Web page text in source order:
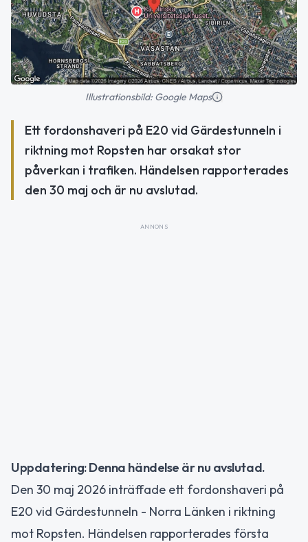
Illustrationsbild: Google Maps
Ett fordonshaveri på E20 vid Gärdestunneln i
riktning mot Ropsten har orsakat stor
påverkan i trafiken. Händelsen rapporterades
den 30 maj och är nu avslutad.
ANNONS
Uppdatering: Denna händelse är nu avslutad.
Den 30 maj 2026 inträffade ett fordonshaveri på
E20 vid Gärdestunneln - Norra Länken i riktning
mot Ropsten. Händelsen rapporterades första